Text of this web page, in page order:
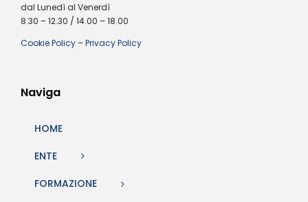
dal Lunedì al Venerdì
8.30 – 12.30 / 14.00 – 18.00
Cookie Policy –Privacy Policy
Naviga
HOME
ENTE
FORMAZIONE